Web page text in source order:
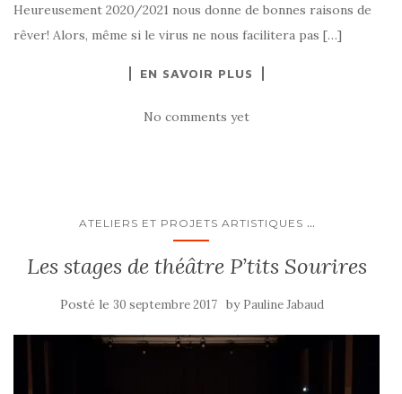
Heureusement 2020/2021 nous donne de bonnes raisons de
rêver! Alors, même si le virus ne nous facilitera pas […]
EN SAVOIR PLUS
No comments yet
ATELIERS ET PROJETS ARTISTIQUES ...
Les stages de théâtre P’tits Sourires
Posté le 30 septembre 2017 by Pauline Jabaud